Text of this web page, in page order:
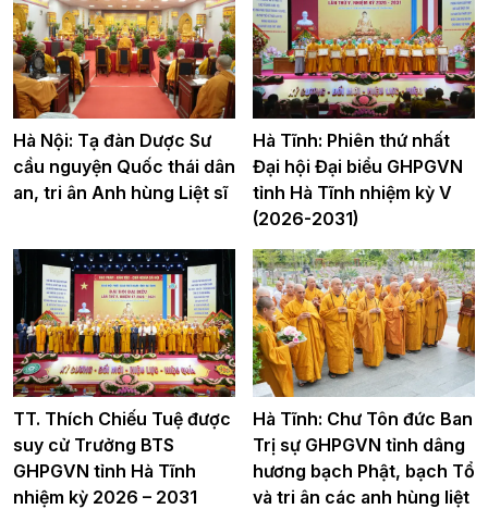
Hà Nội: Tạ đàn Dược Sư
cầu nguyện Quốc thái dân
an, tri ân Anh hùng Liệt sĩ
Hà Tĩnh: Phiên thứ nhất
Đại hội Đại biểu GHPGVN
tỉnh Hà Tĩnh nhiệm kỳ V
(2026-2031)
TT. Thích Chiếu Tuệ được
suy cử Trưởng BTS
GHPGVN tỉnh Hà Tĩnh
nhiệm kỳ 2026 – 2031
Hà Tĩnh: Chư Tôn đức Ban
Trị sự GHPGVN tỉnh dâng
hương bạch Phật, bạch Tổ
và tri ân các anh hùng liệt